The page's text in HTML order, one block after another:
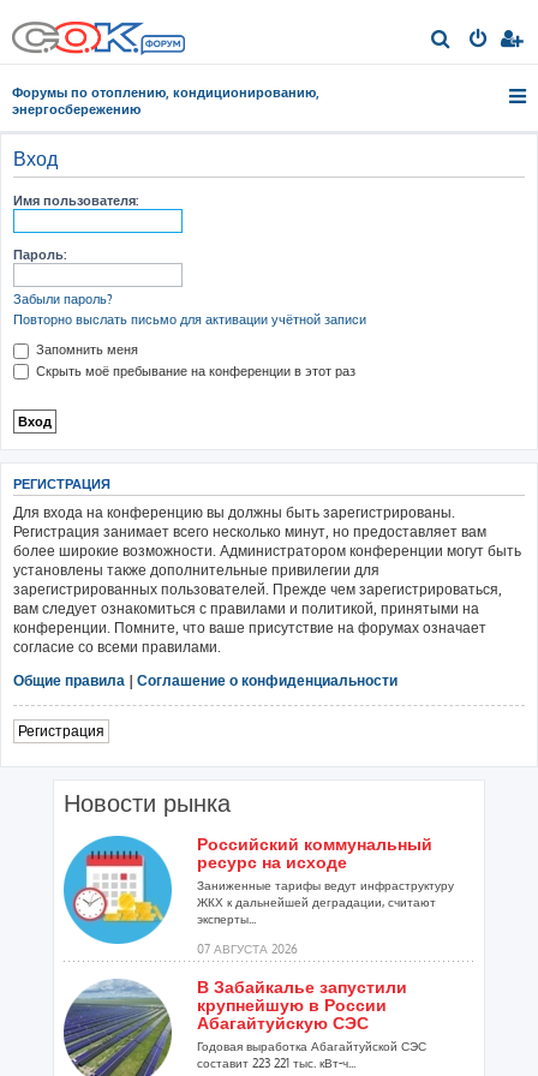
о
Форумы по отоплению, кондиционированию,
энергосбережению
Вход
Имя пользователя:
Пароль:
Забыли пароль?
Повторно выслать письмо для активации учётной записи
Запомнить меня
Скрыть моё пребывание на конференции в этот раз
РЕГИСТРАЦИЯ
Для входа на конференцию вы должны быть зарегистрированы.
Регистрация занимает всего несколько минут, но предоставляет вам
более широкие возможности. Администратором конференции могут быть
установлены также дополнительные привилегии для
зарегистрированных пользователей. Прежде чем зарегистрироваться,
вам следует ознакомиться с правилами и политикой, принятыми на
конференции. Помните, что ваше присутствие на форумах означает
согласие со всеми правилами.
Общие правила | Соглашение о конфиденциальности
Регистрация
Новости рынка
Российский коммунальный
ресурс на исходе
Заниженные тарифы ведут инфраструктуру
ЖКХ к дальнейшей деградации, считают
эксперты...
07 АВГУСТА 2026
В Забайкалье запустили
крупнейшую в России
Абагайтуйскую СЭС
Годовая выработка Абагайтуйской СЭС
составит 223 221 тыс. кВт-ч...